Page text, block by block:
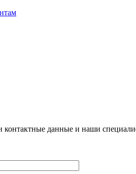
контактные данные и наши